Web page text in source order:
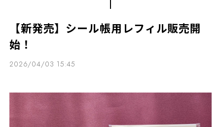
【新発売】シール帳用レフィル販売開
始！
2026/04/03 15:45